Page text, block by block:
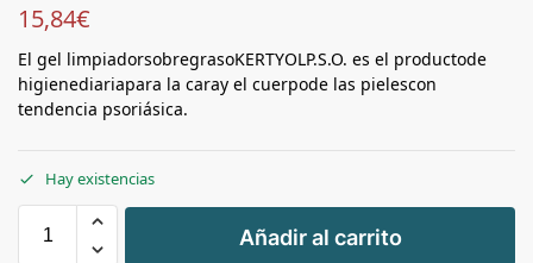
15,84€
El gel limpiadorsobregrasoKERTYOLP.S.O. es el productode
higienediariapara la caray el cuerpode las pielescon
tendencia psoriásica.
Hay existencias
+
-
Añadir al carrito